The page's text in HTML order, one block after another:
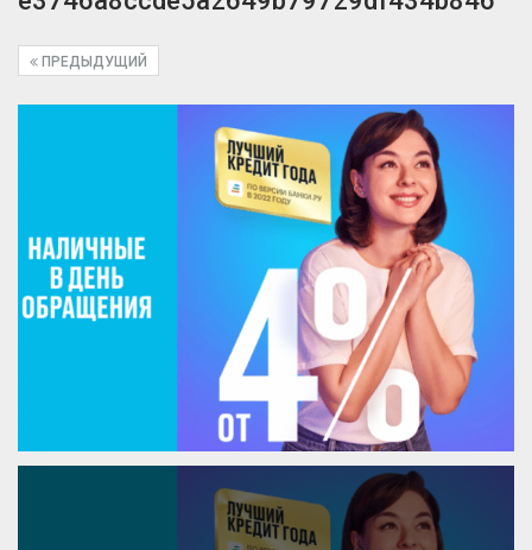
ПРЕДЫДУЩИЙ